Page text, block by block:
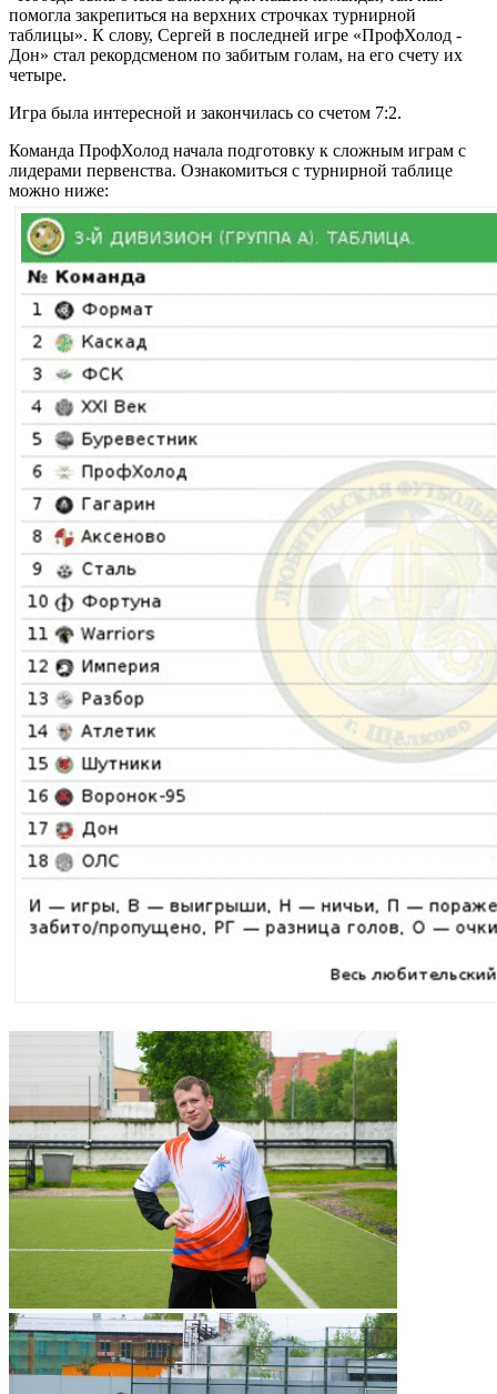
помогла закрепиться на верхних строчках турнирной
таблицы». К слову, Сергей в последней игре «ПрофХолод -
Дон» стал рекордсменом по забитым голам, на его счету их
четыре.
Игра была интересной и закончилась со счетом 7:2.
Команда ПрофХолод начала подготовку к сложным играм с
лидерами первенства. Ознакомиться с турнирной таблице
можно ниже: